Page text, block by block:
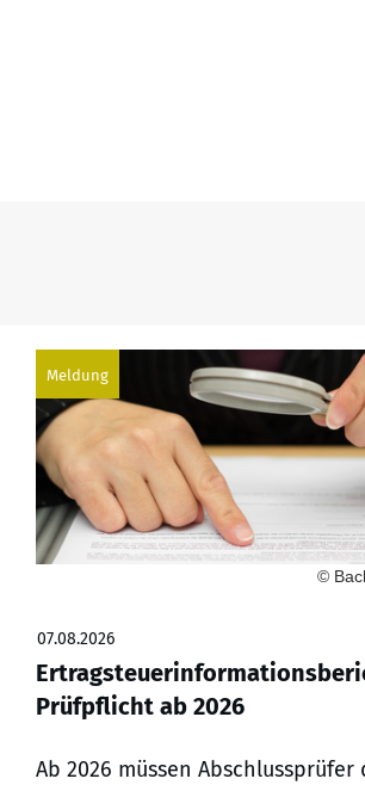
Meldung
©
07.08.2026
Prüfpflicht ab 2026
Ab 2026 müssen Abschlussprüfer